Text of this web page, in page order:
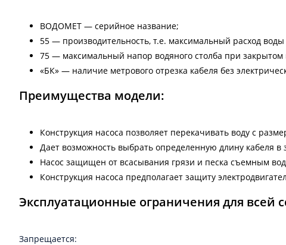
ВОДОМЕТ — серийное название;
55 — производительность, т.е. максимальный расход
75 — максимальный напор водяного столба при
«БК» — наличие метрового отрезка кабеля без
Преимущества модели:
Конструкция насоса позволяет перекачивать воду с
Дает возможность выбрать определенную длину кабеля в
Насос защищен от всасывания грязи и песка съемным
Конструкция насоса предполагает защиту
Эксплуатационные ограничения для всей
Запрещается: